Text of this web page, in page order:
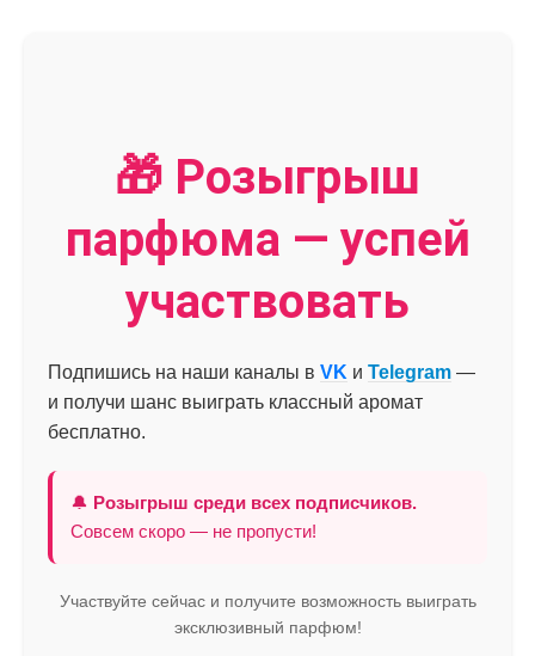
🎁 Розыгрыш
парфюма — успей
участвовать
Подпишись на наши каналы в VK и Telegram —
и получи шанс выиграть классный аромат
бесплатно.
🔔 Розыгрыш среди всех подписчиков.
Совсем скоро — не пропусти!
Участвуйте сейчас и получите возможность выиграть
эксклюзивный парфюм!